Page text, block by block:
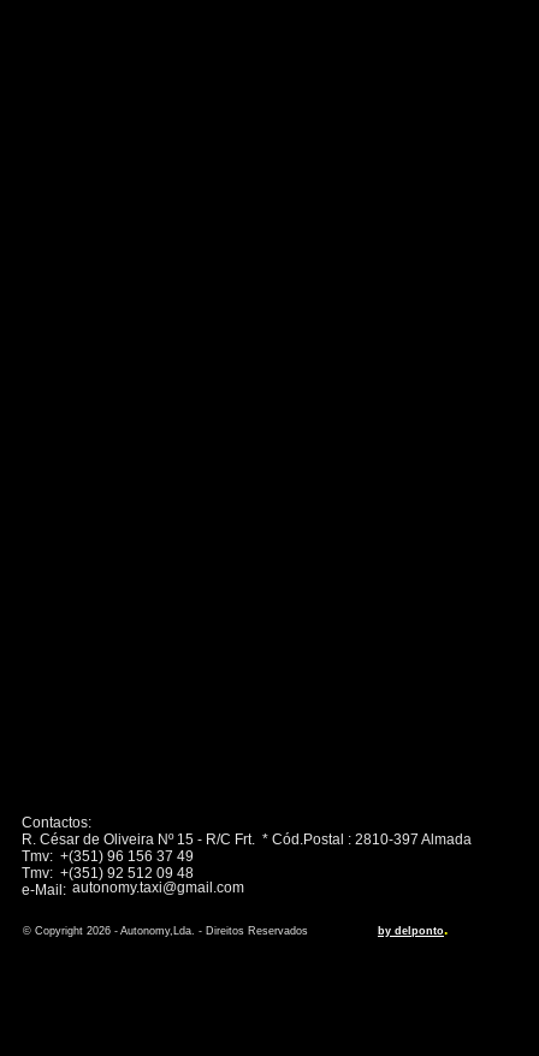
Contactos:
R. César de Oliveira Nº 15 - R/C Frt. * Cód.Postal : 2810-397 Almada
Tmv: +(351) 96 156 37 49
Tmv: +(351) 92 512 09 48
e-Mail:
© Copyright 2026 - Autonomy,Lda. - Direitos Reservados by delponto.
autonomy.taxi@gmail.com